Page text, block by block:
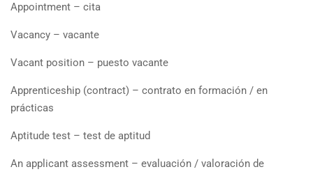
Appointment – cita
Vacancy – vacante
Vacant position – puesto vacante
Apprenticeship (contract) – contrato en formación / en
prácticas
Aptitude test – test de aptitud
An applicant assessment – evaluación / valoración de